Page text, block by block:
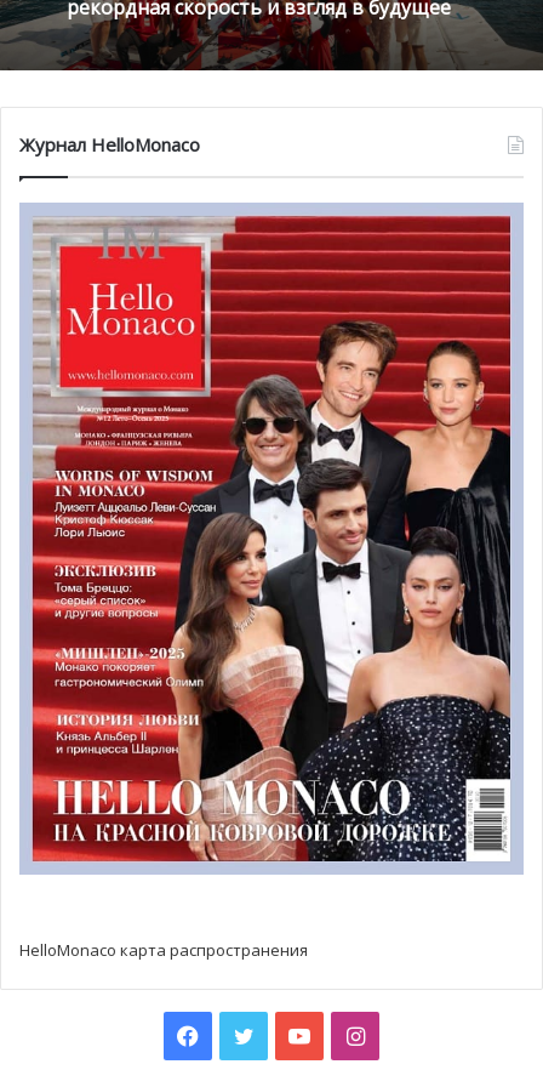
«Лучший бомбардир Европы по лучшим ценам» —
новый девиз стадиона Луи-II. Монегасский клуб
предлагает очень привлекательные цены на
следующие игры. Увидеть матчи против Нанта (5 марта
в 21:00) и Бордо (11 марта в 16:45) можно будет всего
за 2 евро на трибуне, за 4 евро во второй категории
мест, за 6 евро в первой боковой, за 8 евро в первой
центральной категории и за 20 евро в ложе для
почетных гостей.
Важно отметить, что монегасский футбольный клуб
всегда имел нестабильные показатели посещаемости
своих матчей. В большинстве случаев это зависит от
гостевой команды. Например, все места на матч 1/8
финала Лиги Чемпионов с английским клубом Manchester
City, который состоится 15 марта, уже давно
распроданы. Одной из причин пустующих трибун в
Монако является чрезмерно большая вмещаемость
стадиона по отношению к численности населения
Княжества. Ни для кого не секрет, что большинство
рекордная скорость и взгляд в будущее
Журнал HelloMonaco
HelloMonaco карта распространения
Facebook
TwitterYouTubeInstagram